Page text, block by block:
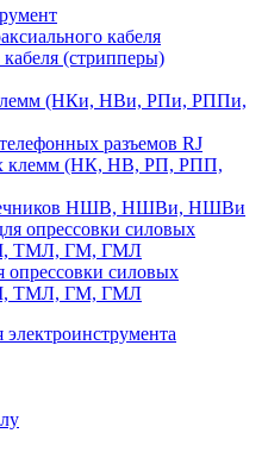
кабеля
(стрипперы)
(НКи, НВи, РПи, РППи,
разъемов RJ
клемм (НК, НВ, РП, РПП,
НШВ, НШВи, НШВи
опрессовки силовых
ТМЛ, ГМ, ГМЛ
опрессовки силовых
ТМЛ, ГМ, ГМЛ